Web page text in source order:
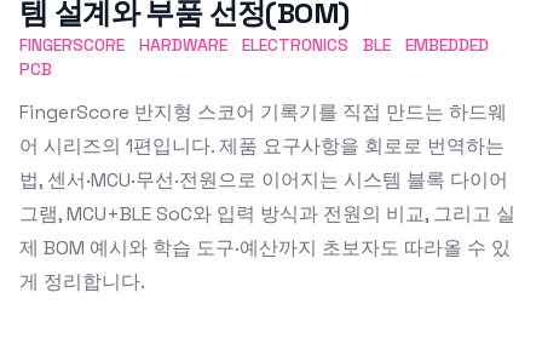
템 설계와 부품 선정(BOM)
FINGERSCORE HARDWARE ELECTRONICS BLE
EMBEDDED
PCB
FingerScore 반지형 스코어 기록기를 직접 만드는 하드웨
어 시리즈의 1편입니다. 제품 요구사항을 회로로 번역하는
법, 센서·MCU·무선·전원으로 이어지는 시스템 블록 다이어
그램, MCU+BLE SoC와 입력 방식과 전원의 비교, 그리고 실
제 BOM 예시와 학습 도구·예산까지 초보자도 따라올 수 있
게 정리합니다.